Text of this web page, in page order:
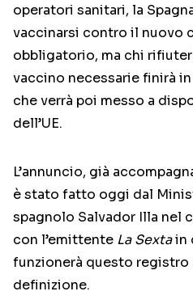
operatori sanitari, la
vaccinarsi contro il nuovo
obbligatorio, ma chi
vaccino necessarie finirà
che verrà poi messo a
dell’UE.
L’annuncio, già
è stato fatto oggi dal
spagnolo Salvador Illa nel
con l’emittente La Sextain
funzionerà questo registro
definizione.